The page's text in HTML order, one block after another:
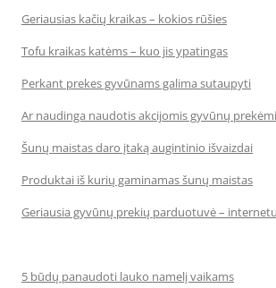
Geriausias kačių kraikas – kokios rūšies
Tofu kraikas katėms – kuo jis ypatingas
Perkant prekes gyvūnams galima sutaupyti
Ar naudinga naudotis akcijomis gyvūnų
Šunų maistas daro įtaką augintinio išvaizdai
Produktai iš kurių gaminamas šunų maistas
Geriausia gyvūnų prekių parduotuvė – internetu
5 būdų panaudoti lauko namelį vaikams